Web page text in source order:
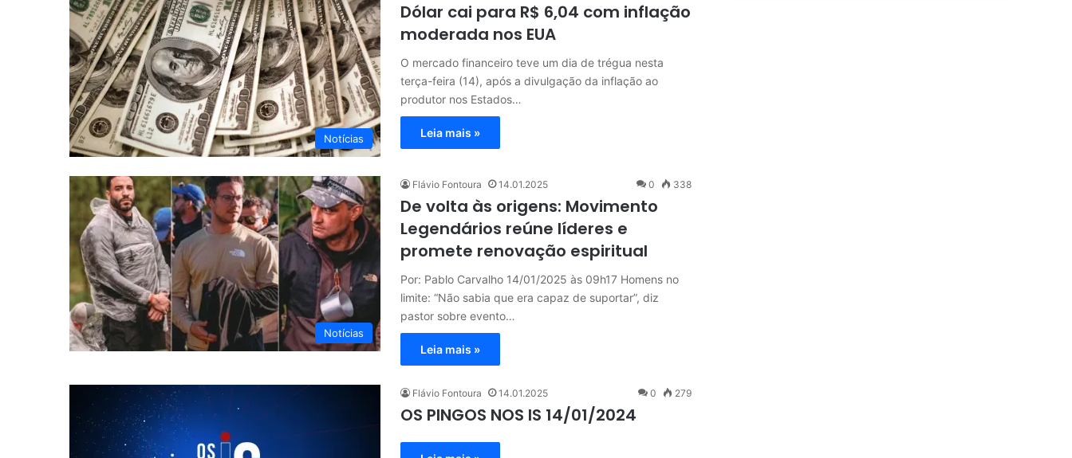
Notícias
Dólar cai para R$ 6,04 com inflação
moderada nos EUA
O mercado financeiro teve um dia de trégua nesta
terça-feira (14), após a divulgação da inflação ao
produtor nos Estados…
Leia mais »
Notícias
Flávio Fontoura 14.01.2025 0 338
De volta às origens: Movimento
Legendários reúne líderes e
promete renovação espiritual
Por: Pablo Carvalho 14/01/2025 às 09h17 Homens no
limite: “Não sabia que era capaz de suportar”, diz
pastor sobre evento…
Leia mais »
Flávio Fontoura 14.01.2025 0 279
OS PINGOS NOS IS 14/01/2024